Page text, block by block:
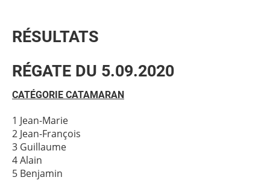
RÉSULTATS
RÉGATE DU 5.09.2020
CATÉGORIE CATAMARAN
1 Jean-Marie
2 Jean-François
3 Guillaume
4 Alain
5 Benjamin